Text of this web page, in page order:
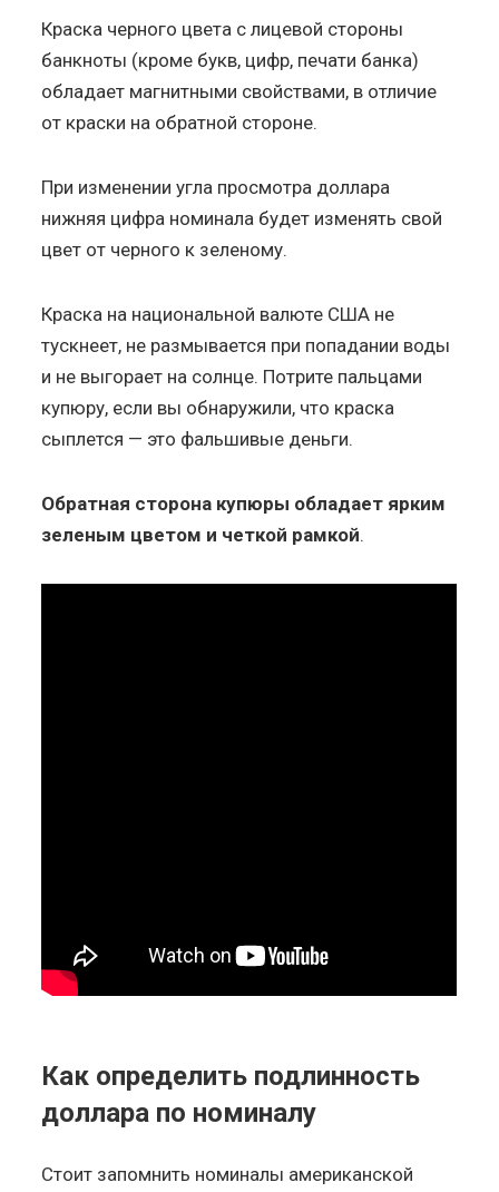
Краска черного цвета с лицевой стороны
банкноты (кроме букв, цифр, печати банка)
обладает магнитными свойствами, в отличие
от краски на обратной стороне.
При изменении угла просмотра доллара
нижняя цифра номинала будет изменять свой
цвет от черного к зеленому.
Краска на национальной валюте США не
тускнеет, не размывается при попадании воды
и не выгорает на солнце. Потрите пальцами
купюру, если вы обнаружили, что краска
сыплется — это фальшивые деньги.
Обратная сторона купюры обладает ярким
зеленым цветом и четкой рамкой.
Как определить подлинность
доллара по номиналу
Стоит запомнить номиналы американской